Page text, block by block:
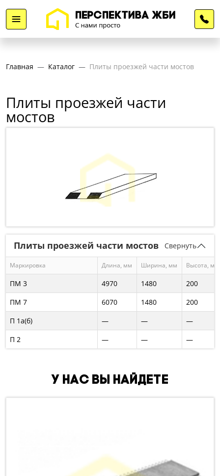
Главная Каталог Плиты проезжей части мостов
Плиты проезжей части
мостов
Плиты проезжей части мостов Свернуть
Маркировка Длина, мм Ширина, мм Высота, мм
ПМ 3 4970 1480
200
ПМ 7
6070 1480
200
П 1а(б)
— —
—
П 2
— — —
У нас вы найдете